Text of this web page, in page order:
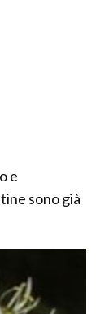
e
sono già